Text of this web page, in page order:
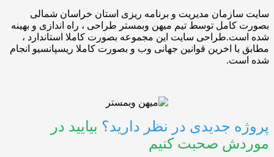
مدیریت و برنامه ریزی استان خراسان شمالی
توسط تیم میهن وبمستر طراحی ، راه اندازی و بهینه
سایت این مجموعه بصورت کاملا استاندارد ،
اخرین قوانین جهانی وب و بصورت کاملا ریسپانسیو انجام
جدیدی در نظر دارید؟ بیایید در
صحبت کنیم